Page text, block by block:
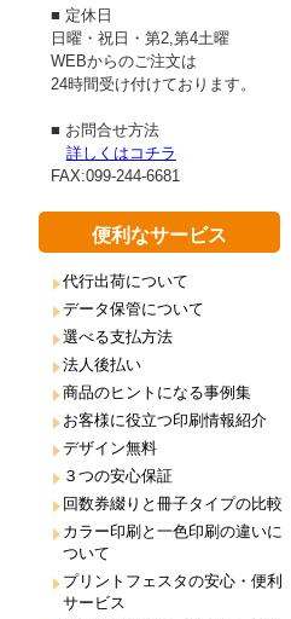
■ 定休日
日曜・祝日・第2,第4土曜
WEBからのご注文は
24時間受け付けております。
■ お問合せ方法
詳しくはコチラ
FAX:099-244-6681
便利なサービス
代行出荷について
データ保管について
選べる支払方法
法人後払い
商品のヒントになる事例集
お客様に役立つ印刷情報紹介
デザイン無料
３つの安心保証
回数券綴りと冊子タイプの比較
カラー印刷と一色印刷の違いに
ついて
プリントフェスタの安心・便利
サービス